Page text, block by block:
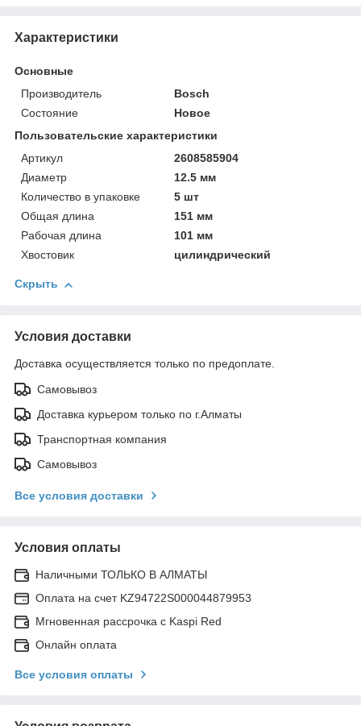
Характеристики
Основные
Производитель
Bosch
Состояние
Новое
Пользовательские характеристики
Артикул
2608585904
Диаметр
12.5 мм
Количество в упаковке
5 шт
Общая длина
151 мм
Рабочая длина
101 мм
Хвостовик
цилиндрический
Скрыть
Условия доставки
Доставка осуществляется только по предоплате.
Самовывоз
Доставка курьером только по г.Алматы
Транспортная компания
Самовывоз
Все условия доставки
Условия оплаты
Наличными ТОЛЬКО В АЛМАТЫ
Оплата на счет KZ94722S000044879953
Мгновенная рассрочка с Kaspi Red
Онлайн оплата
Все условия оплаты